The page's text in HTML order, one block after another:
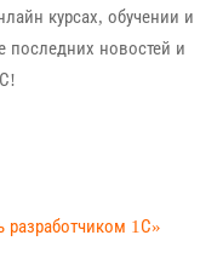
курсах, обучении и
последних новостей и
разработчиком 1С»